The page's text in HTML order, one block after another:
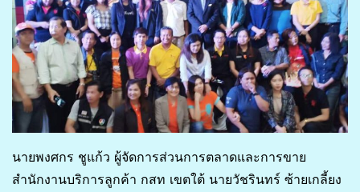
นายพงศกร ชูแก้ว ผู้จัดการส่วนการตลาดและการขาย
สำนักงานบริการลูกค้า กสท เขตใต้ นายวัชรินทร์ ซ้ายเกลี้ยง